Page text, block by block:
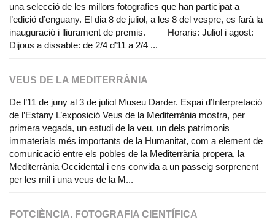
una selecció de les millors fotografies que han participat a
l’edició d’enguany. El dia 8 de juliol, a les 8 del vespre, es farà la
inauguració i lliurament de premis. Horaris: Juliol i agost:
Dijous a dissabte: de 2/4 d’11 a 2/4 ...
VEUS DE LA MEDITERRÀNIA
De l’11 de juny al 3 de juliol Museu Darder. Espai d’Interpretació
de l’Estany L’exposició Veus de la Mediterrània mostra, per
primera vegada, un estudi de la veu, un dels patrimonis
immaterials més importants de la Humanitat, com a element de
comunicació entre els pobles de la Mediterrània propera, la
Mediterrània Occidental i ens convida a un passeig sorprenent
per les mil i una veus de la M...
FOTCIÈNCIA. FOTOGRAFIA CIENTÍFICA